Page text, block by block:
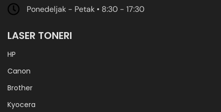
Ponedeljak - Petak • 8:30 - 17:30
LASER TONERI
HP
Canon
Brother
Kyocera